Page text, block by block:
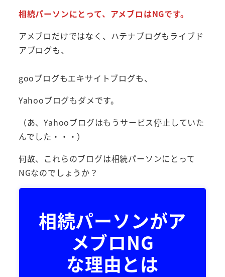
相続パーソンにとって、アメブロはNGです。
アメブロだけではなく、ハテナブログもライブド
アブログも、
gooブログもエキサイトブログも、
Yahooブログもダメです。
（あ、Yahooブログはもうサービス停止していた
んでした・・・）
何故、これらのブログは相続パーソンにとって
NGなのでしょうか？
相続パーソンがア
メブロNG
な理由とは